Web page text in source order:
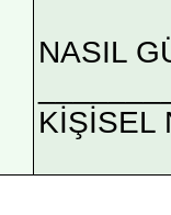
NASIL
KİŞİSEL